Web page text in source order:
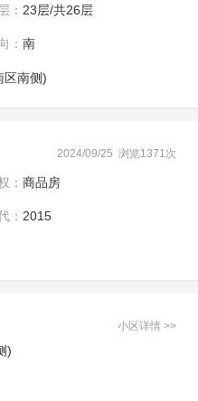
： 23层/共26层
： 南
区南侧)
2024/09/25 浏览1371次
： 商品房
： 2015
小区详情 >>
)